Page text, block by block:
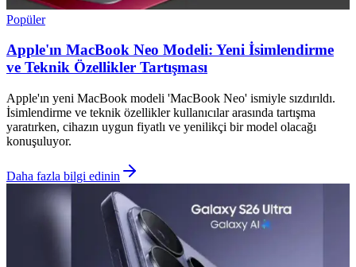
Popüler
Apple'ın MacBook Neo Modeli: Yeni İsimlendirme
ve Teknik Özellikler Tartışması
Apple'ın yeni MacBook modeli 'MacBook Neo' ismiyle sızdırıldı.
İsimlendirme ve teknik özellikler kullanıcılar arasında tartışma
yaratırken, cihazın uygun fiyatlı ve yenilikçi bir model olacağı
konuşuluyor.
Daha fazla bilgi edinin